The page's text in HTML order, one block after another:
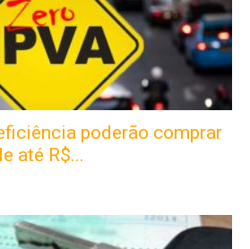
poderão comprar
até R$...